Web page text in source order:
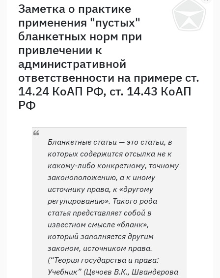
Заметка о практике
применения "пустых"
бланкетных норм при
привлечении к
административной
ответственности на примере ст.
14.24 КоАП РФ, ст. 14.43 КоАП
РФ
Бланкетные статьи — это статьи, в
которых содержится отсылка не к
какому-либо конкретному, точному
законоположению, а к иному
источнику права, к «другому
регулированию». Такого рода
статья представляет собой в
известном смысле «бланк»,
который заполняется другим
законом, источником права.
(“Теория государства и права:
Учебник” (Цечоев В.К., Швандерова